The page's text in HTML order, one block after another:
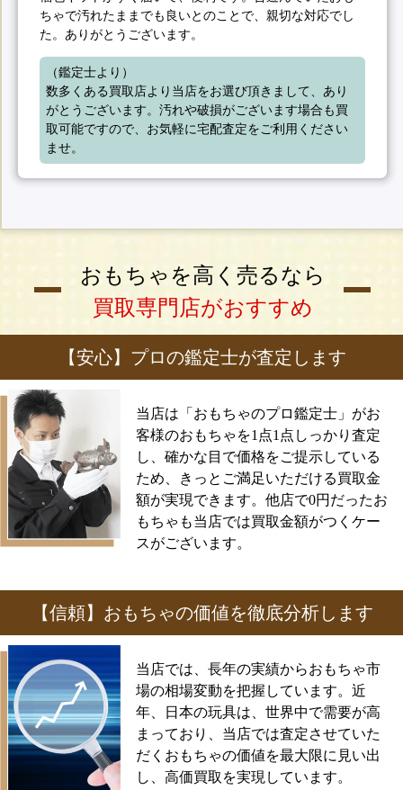
ちゃで汚れたままでも良いとのことで、親切な対応でし
た。ありがとうございます。
（鑑定士より）
数多くある買取店より当店をお選び頂きまして、あり
がとうございます。汚れや破損がございます場合も買
取可能ですので、お気軽に宅配査定をご利用ください
ませ。
おもちゃを高く売るなら
買取専門店がおすすめ
【安心】プロの鑑定士が査定します
当店は「おもちゃのプロ鑑定士」がお
客様のおもちゃを1点1点しっかり査定
し、確かな目で価格をご提示している
ため、きっとご満足いただける買取金
額が実現できます。他店で0円だったお
もちゃも当店では買取金額がつくケー
スがございます。
【信頼】おもちゃの価値を徹底分析します
当店では、長年の実績からおもちゃ市
場の相場変動を把握しています。近
年、日本の玩具は、世界中で需要が高
まっており、当店では査定させていた
だくおもちゃの価値を最大限に見い出
し、高価買取を実現しています。